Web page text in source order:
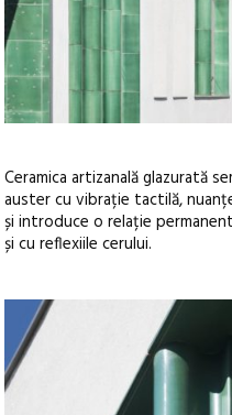
Ceramica artizanală glazurată
auster cu vibrație tactilă,
și introduce o relație
și cu reflexiile cerului.